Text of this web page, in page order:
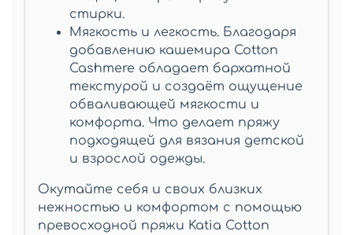
стирки.
Мягкость и легкость. Благодаря
добавлению кашемира Cotton
Cashmere обладает бархатной
текстурой и создаёт ощущение
обваливающей мягкости и
комфорта. Что делает пряжу
подходящей для вязания детской
и взрослой одежды.
Окутайте себя и своих близких
нежностью и комфортом с помощью
превосходной пряжи Katia Cotton